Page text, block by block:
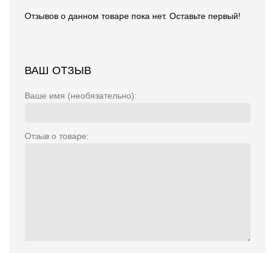
Отзывов о данном товаре пока нет. Оставьте первый!
ВАШ ОТЗЫВ
Ваше имя (необязательно):
Отзыв о товаре: